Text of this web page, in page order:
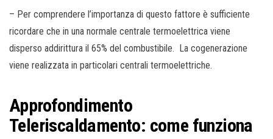
– Per comprendere l’importanza di questo fattore è sufficiente
ricordare che in una normale centrale termoelettrica viene
disperso addirittura il 65% del combustibile. La cogenerazione
viene realizzata in particolari centrali termoelettriche.
Approfondimento
Teleriscaldamento: come funziona